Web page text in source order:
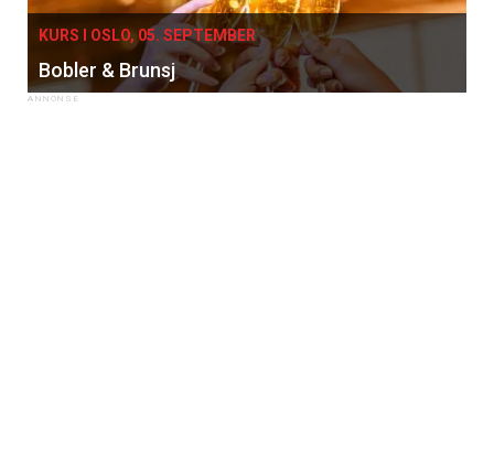
×
Få ukentlige nyhetsbrev fra
KURS I OSLO, 05. SEPTEMBER
Bobler & Brunsj